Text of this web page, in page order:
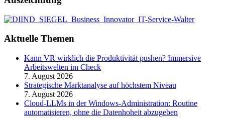
Aktuelle Themen
Kann VR wirklich die Produktivität pushen? Immersive
Arbeitswelten im Check
7. August 2026
Strategische Marktanalyse auf höchstem Niveau
7. August 2026
Cloud-LLMs in der Windows-Administration: Routine
automatisieren, ohne die Datenhoheit abzugeben